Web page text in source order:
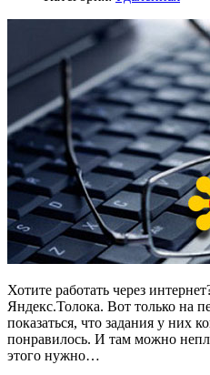
Хотите работать через
Яндекс.Толока. Вот только на
показаться, что задания у них
понравилось. И там можно
этого нужно…